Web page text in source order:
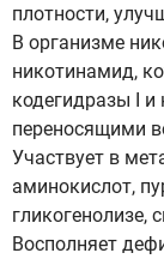
плотности,
В организме
никотинамид,
кодегидразы I
переносящими
Участвует в
аминокислот,
гликогенолизе,
Восполняет